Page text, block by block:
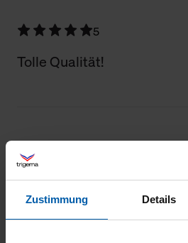
Zustimmung Details
5
Tolle Qualität!
Lange Benutzung durch